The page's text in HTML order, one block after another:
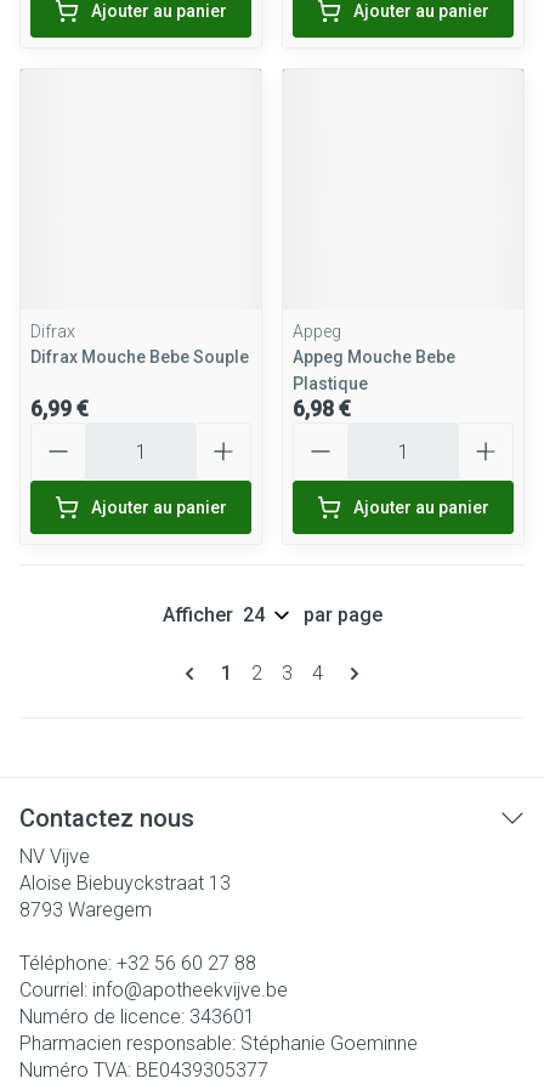
Ajouter au panier Ajouter au panier
Difrax
Difrax Mouche Bebe Souple
6,99 €
Ajouter au panier
Appeg
Appeg Mouche Bebe
Plastique
6,98 €
Ajouter au panier
Pages
Vous lisez actuellement la page
1 Page
2 Page
3 Page
4
Afficher par page
Contactez nous
NV Vijve
Aloise Biebuyckstraat 13
8793 Waregem
Téléphone: +32 56 60 27 88
Courriel: info@apotheekvijve.be
Numéro de licence: 343601
Pharmacien responsable: Stéphanie Goeminne
Numéro TVA: BE0439305377